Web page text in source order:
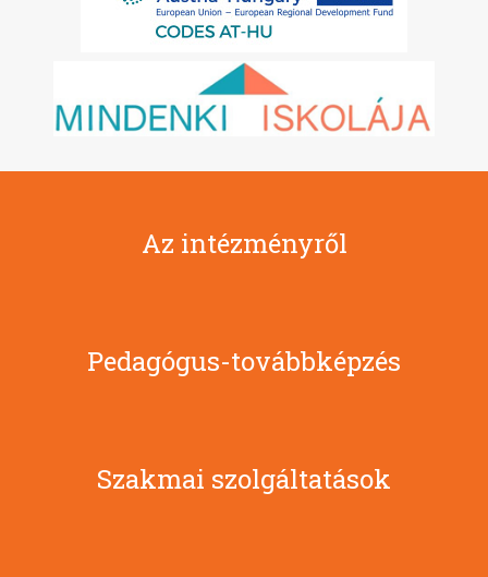
Az intézményről
Pedagógus-továbbképzés
Szakmai szolgáltatások